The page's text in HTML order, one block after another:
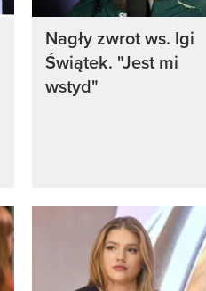
Nagły zwrot ws. Igi
Świątek. "Jest mi
wstyd"